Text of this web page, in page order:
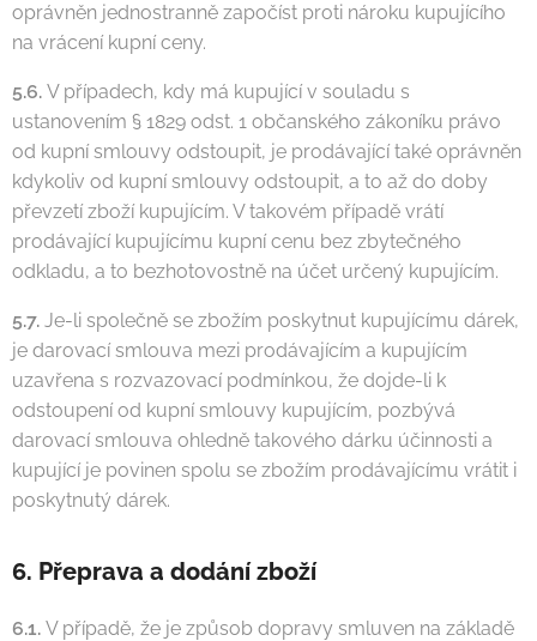
oprávněn jednostranně započíst proti nároku kupujícího
na vrácení kupní ceny.
5.6. V případech, kdy má kupující v souladu s
ustanovením § 1829 odst. 1 občanského zákoníku právo
od kupní smlouvy odstoupit, je prodávající také oprávněn
kdykoliv od kupní smlouvy odstoupit, a to až do doby
převzetí zboží kupujícím. V takovém případě vrátí
prodávající kupujícímu kupní cenu bez zbytečného
odkladu, a to bezhotovostně na účet určený kupujícím.
5.7. Je-li společně se zbožím poskytnut kupujícímu dárek,
je darovací smlouva mezi prodávajícím a kupujícím
uzavřena s rozvazovací podmínkou, že dojde-li k
odstoupení od kupní smlouvy kupujícím, pozbývá
darovací smlouva ohledně takového dárku účinnosti a
kupující je povinen spolu se zbožím prodávajícímu vrátit i
poskytnutý dárek.
6. Přeprava a dodání zboží
6.1. V případě, že je způsob dopravy smluven na základě